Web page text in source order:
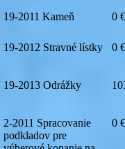
19-2011 Kameň 0 €
19-2012 Stravné lístky 0 €
19-2013 Odrážky
2-2011 Spracovanie
podkladov pre
0 €